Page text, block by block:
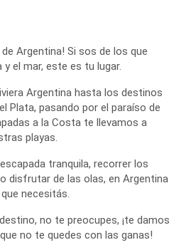
de Argentina! Si sos de los que
el mar, este es tu lugar.
Argentina hasta los destinos
Plata, pasando por el paraíso de
a la Costa te llevamos a
playas.
tranquila, recorrer los
disfrutar de las olas, en Argentina
necesitás.
no te preocupes, ¡te damos
no te quedes con las ganas!